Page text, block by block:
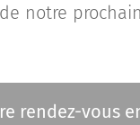
notre
rendez-vous